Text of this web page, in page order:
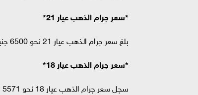
*سعر جرام الذهب عيار 21*
بلغ سعر جرام الذهب عيار 21 نحو 6500 جنيهًا، دون إضافة المصنعية والدمغة.
*سعر جرام الذهب عيار 18*
سجل سعر جرام الذهب عيار 18 نحو 5571 جنيهًا.